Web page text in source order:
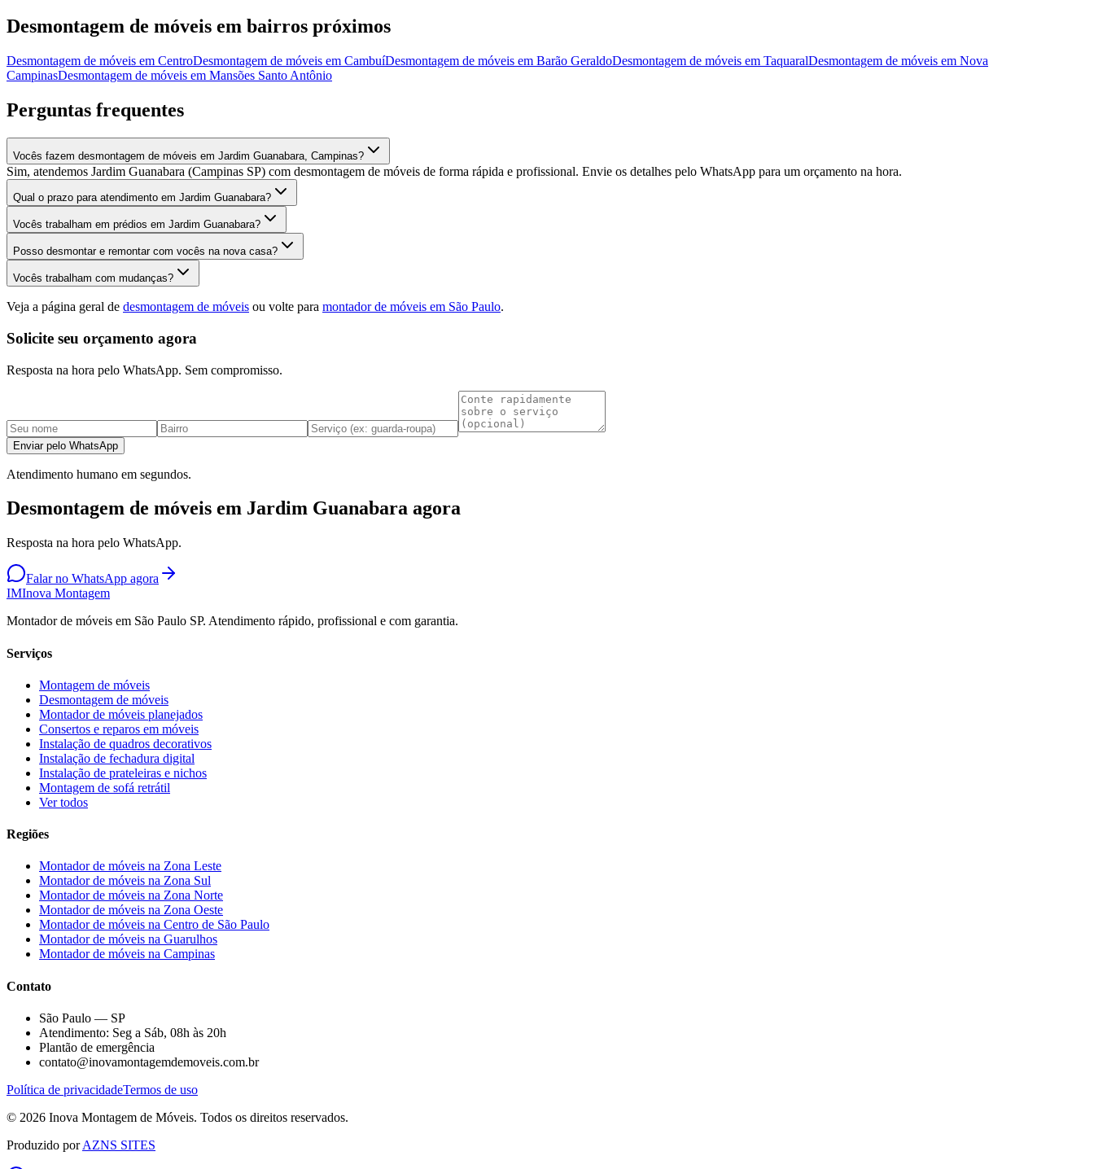
Desmontagem de móveis em bairros próximos
Desmontagem de móveis em CentroDesmontagem de móveis em CambuíDesmontagem de móveis em Barão GeraldoDesmontagem de móveis em TaquaralDesmontagem de móveis em Nova
CampinasDesmontagem de móveis em Mansões Santo Antônio
Perguntas frequentes
Vocês fazem desmontagem de móveis em Jardim Guanabara, Campinas?
Sim, atendemos Jardim Guanabara (Campinas SP) com desmontagem de móveis de forma rápida e profissional. Envie os detalhes pelo WhatsApp para um orçamento na hora.
Qual o prazo para atendimento em Jardim Guanabara?
Vocês trabalham em prédios em Jardim Guanabara?
Posso desmontar e remontar com vocês na nova casa?
Vocês trabalham com mudanças?
Veja a página geral de desmontagem de móveis ou volte para montador de móveis em São Paulo.
Solicite seu orçamento agora
Resposta na hora pelo WhatsApp. Sem compromisso.
Enviar pelo WhatsApp
Atendimento humano em segundos.
Desmontagem de móveis em Jardim Guanabara agora
Resposta na hora pelo WhatsApp.
Falar no WhatsApp agora
IMInova Montagem
Montador de móveis em São Paulo SP. Atendimento rápido, profissional e com garantia.
Serviços
Montagem de móveis
Desmontagem de móveis
Montador de móveis planejados
Consertos e reparos em móveis
Instalação de quadros decorativos
Instalação de fechadura digital
Instalação de prateleiras e nichos
Montagem de sofá retrátil
Ver todos
Regiões
Montador de móveis na Zona Leste
Montador de móveis na Zona Sul
Montador de móveis na Zona Norte
Montador de móveis na Zona Oeste
Montador de móveis na Centro de São Paulo
Montador de móveis na Guarulhos
Montador de móveis na Campinas
Contato
São Paulo — SP
Atendimento: Seg a Sáb, 08h às 20h
Plantão de emergência
contato@inovamontagemdemoveis.com.br
Política de privacidadeTermos de uso
© 2026 Inova Montagem de Móveis. Todos os direitos reservados.
Produzido porAZNS SITES